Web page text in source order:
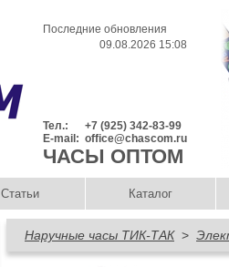
Последние обновления
09.08.2026 15:08
Тел.:
+7 (925) 342-83-99
E-mail: office@chascom.ru
ЧАСЫ ОПТОМ
Статьи Каталог
Наручные часы ТИК-ТАК>